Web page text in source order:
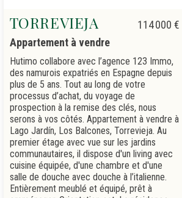
TORREVIEJA
114 000 €
Appartement à vendre
Hutimo collabore avec l’agence 123 Immo,
des namurois expatriés en Espagne depuis
plus de 5 ans. Tout au long de votre
processus d’achat, du voyage de
prospection à la remise des clés, nous
serons à vos côtés. Appartement à vendre à
Lago Jardín, Los Balcones, Torrevieja. Au
premier étage avec vue sur les jardins
communautaires, il dispose d'un living avec
cuisine équipée, d'une chambre et d'une
salle de douche avec douche à l’italienne.
Entièrement meublé et équipé, prêt à